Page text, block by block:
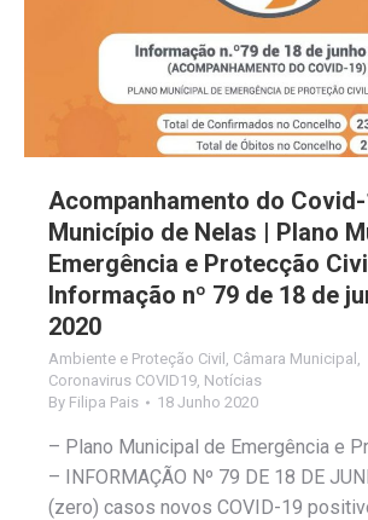
Acompanhamento do
Município de Nelas | Plano
Emergência e Protecção
Informação nº 79 de 18 de
2020
Ambiente e Proteção Civil Câmara Municipal
Coronavirus COVID19 Notícias
By Filipa Pais 18 Junho 2020
– Plano Municipal de Emergência e
– INFORMAÇÃO Nº 79 DE 18 DE
(zero) casos novos COVID-19